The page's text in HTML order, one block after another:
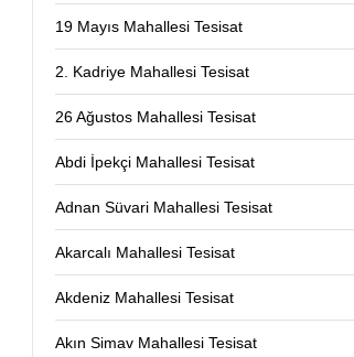
19 Mayıs Mahallesi Tesisat
2. Kadriye Mahallesi Tesisat
26 Ağustos Mahallesi Tesisat
Abdi İpekçi Mahallesi Tesisat
Adnan Süvari Mahallesi Tesisat
Akarcalı Mahallesi Tesisat
Akdeniz Mahallesi Tesisat
Akın Simav Mahallesi Tesisat